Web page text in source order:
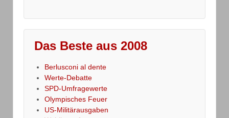
Das Beste aus 2008
Berlusconi al dente
Werte-Debatte
SPD-Umfragewerte
Olympisches Feuer
US-Militärausgaben